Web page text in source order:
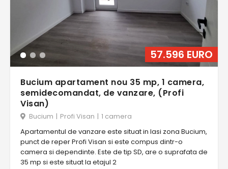
57.596 EURO
Bucium apartament nou 35 mp, 1 camera,
semidecomandat, de vanzare, (Profi
Visan)
Bucium | Profi Visan | 1 camera
Apartamentul de vanzare este situat in Iasi zona Bucium,
punct de reper Profi Visan si este compus dintr-o
camera si dependinte. Este de tip SD, are o suprafata de
35 mp si este situat la etajul 2